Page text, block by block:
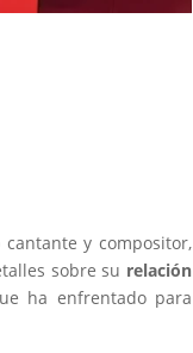
cantante y compositor,
sobre su relación
ha enfrentado para